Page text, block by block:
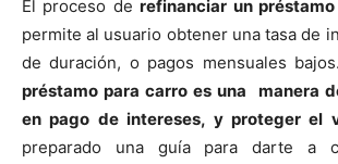
El proceso derefinanciar un
permite al usuario obtener una tasa de
de duración, o pagos mensuales bajos.
préstamo para carro es una manera
en pago de intereses, y proteger el
preparado una guía para darte a